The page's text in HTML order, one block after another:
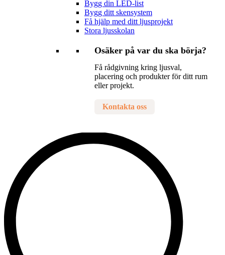
Bygg din LED-list
Bygg ditt skensystem
Få hjälp med ditt ljusprojekt
Stora ljusskolan
Osäker på var du ska börja?
Få rådgivning kring ljusval,
placering och produkter för ditt rum
eller projekt.
Kontakta oss